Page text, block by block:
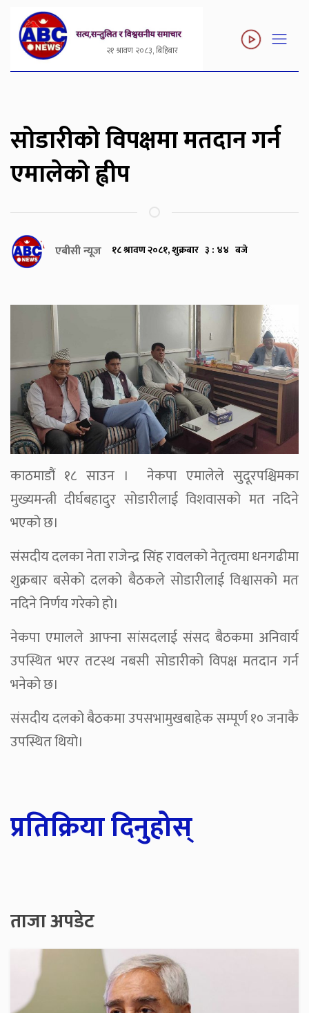
२१ श्रावण २०८३, बिहिबार
सोडारीको विपक्षमा मतदान गर्न
एमालेको ह्वीप
एबीसी न्यूज १८ श्रावण २०८१, शुक्रबार ३ : ४४ बजे
काठमाडौं १८ साउन । नेकपा एमालेले सुदूरपश्चिमका
मुख्यमन्त्री दीर्घबहादुर सोडारीलाई विशवासको मत नदिने
भएको छ।
संसदीय दलका नेता राजेन्द्र सिंह रावलको नेतृत्वमा धनगढीमा
शुक्रबार बसेको दलको बैठकले सोडारीलाई विश्वासको मत
नदिने निर्णय गरेको हो।
नेकपा एमालले आफ्ना सांसदलाई संसद बैठकमा अनिवार्य
उपस्थित भएर तटस्थ नबसी सोडारीको विपक्ष मतदान गर्न
भनेको छ।
संसदीय दलको बैठकमा उपसभामुखबाहेक सम्पूर्ण १० जनाकै
उपस्थित थियो।
प्रतिक्रिया दिनुहोस्
ताजा अपडेट